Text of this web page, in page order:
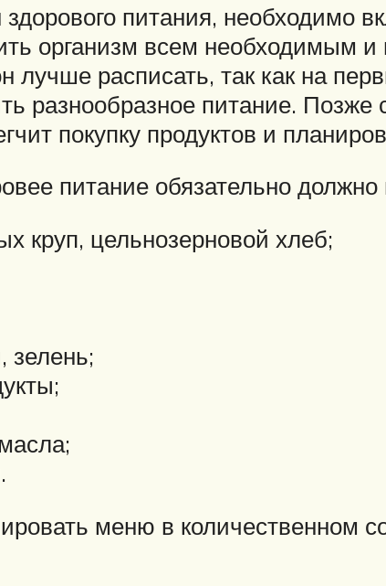
питания, необходимо
организм всем необходимым
расписать, так как на
разнообразное питание.
покупку продуктов и
питание обязательно должно
круп, цельнозерновой хлеб;
зелень;
меню в количественном